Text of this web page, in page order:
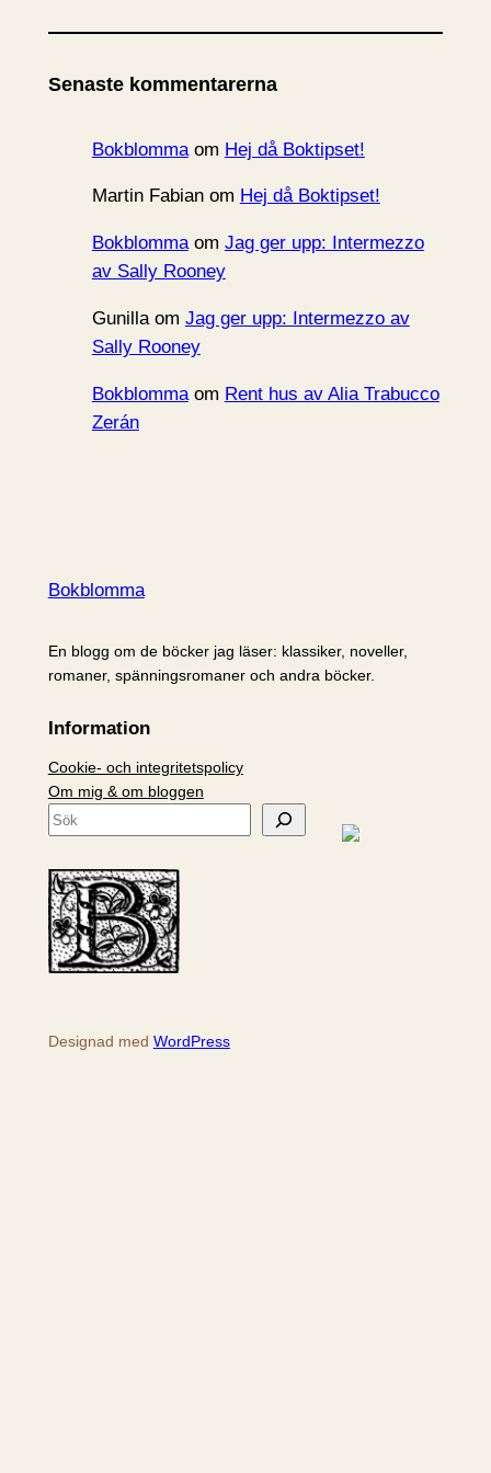
k
v
Senaste kommentarerna
Bokblommaom Hej då Boktipset!
Martin Fabianom Hej då Boktipset!
Bokblommaom Jag ger upp: Intermezzo
av Sally Rooney
Gunillaom Jag ger upp: Intermezzo av
Sally Rooney
Bokblommaom Rent hus av Alia Trabucco
Zerán
Bokblomma
En blogg om de böcker jag läser: klassiker, noveller,
romaner, spänningsromaner och andra böcker.
Information
Cookie- och integritetspolicy
Om mig & om bloggen
S
k
Designad med WordPress